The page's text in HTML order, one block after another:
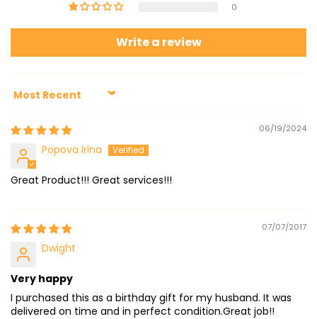
0
Write a review
Sort by
06/19/2024
Popova Irina
Great Product!!! Great services!!!
07/07/2017
Dwight
Very happy
I purchased this as a birthday gift for my husband. It was
delivered on time and in perfect condition.Great job!!